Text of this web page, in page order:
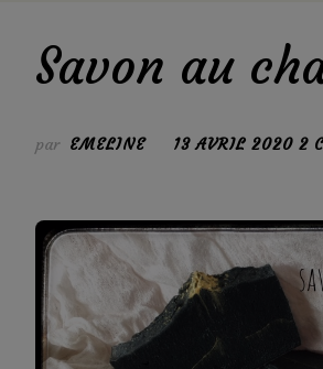
Savon au
par EMELINE 13 AVRIL 2020 2